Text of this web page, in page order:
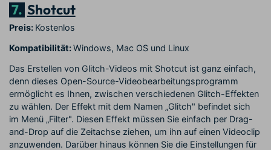
7. Shotcut
Preis: Kostenlos
Kompatibilität:Windows, Mac OS und Linux
Das Erstellen von Glitch-Videos mit Shotcut ist ganz einfach,
denn dieses Open-Source-Videobearbeitungsprogramm
ermöglicht es Ihnen, zwischen verschiedenen Glitch-Effekten
zu wählen. Der Effekt mit dem Namen „Glitch" befindet sich
im Menü „Filter". Diesen Effekt müssen Sie einfach per Drag-
and-Drop auf die Zeitachse ziehen, um ihn auf einen Videoclip
anzuwenden. Darüber hinaus können Sie die Einstellungen für